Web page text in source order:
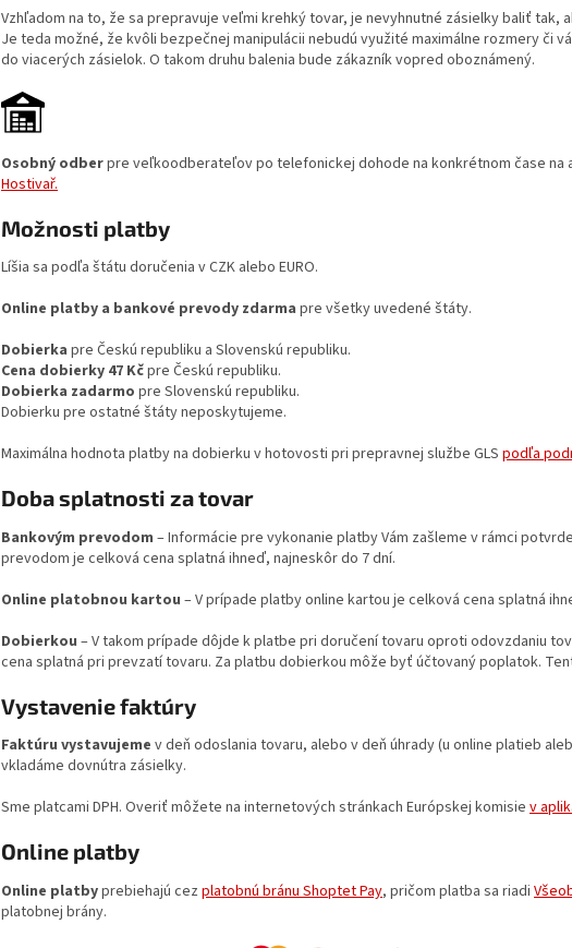
Vzhľadom na to, že sa prepravuje veľmi krehký tovar, je nevyhnutné zásielky baliť tak,
Je teda možné, že kvôli bezpečnej manipulácii nebudú využité maximálne rozmery či
do viacerých zásielok. O takom druhu balenia bude zákazník vopred oboznámený.
Osobný odberpre veľkoodberateľov po telefonickej dohode na konkrétnom čase na
Hostivař.
Možnosti platby
Líšia sa podľa štátu doručenia v CZK alebo EURO.
Online platby a bankové prevody zdarma pre všetky uvedené štáty.
Dobierka pre Českú republiku a Slovenskú republiku.
Cena dobierky 47 Kčpre Českú republiku.
Dobierka zadarmo pre Slovenskú republiku.
Dobierku pre ostatné štáty neposkytujeme.
Maximálna hodnota platby na dobierku v hotovosti pri prepravnej službe GLS podľa
Doba splatnosti za tovar
Bankovým prevodom – Informácie pre vykonanie platby Vám zašleme v rámci
prevodom je celková cena splatná ihneď, najneskôr do 7 dní.
Online platobnou kartou – V prípade platby online kartou je celková cena splatná
Dobierkou – V takom prípade dôjde k platbe pri doručení tovaru oproti odovzdaniu
cena splatná pri prevzatí tovaru. Za platbu dobierkou môže byť účtovaný poplatok.
Vystavenie faktúry
Faktúru vystavujeme v deň odoslania tovaru, alebo v deň úhrady (u online platieb
vkladáme dovnútra zásielky.
Sme platcami DPH. Overiť môžete na internetových stránkach Európskej komisie v
Online platby
Online platbyprebiehajú cez platobnú bránu Shoptet Pay, pričom platba sa riadi
platobnej brány.